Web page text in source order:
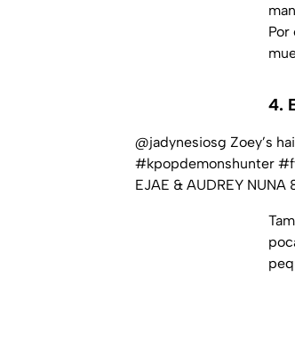
Por
4.
@jadynesiosg Zoey’s
#kpopdemonshunter
EJAE & AUDREY